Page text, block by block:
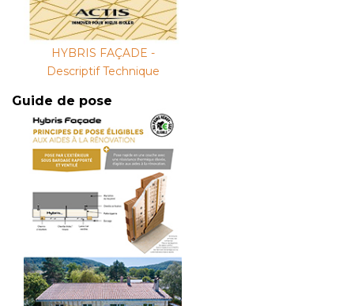
HYBRIS FAÇADE -
Descriptif Technique
Guide de pose